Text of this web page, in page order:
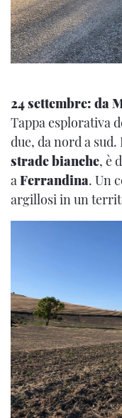
24 settembre: da
Tappa esplorativa
due, da nord a
strade bianche, è
aFerrandina. Un
argillosi in un